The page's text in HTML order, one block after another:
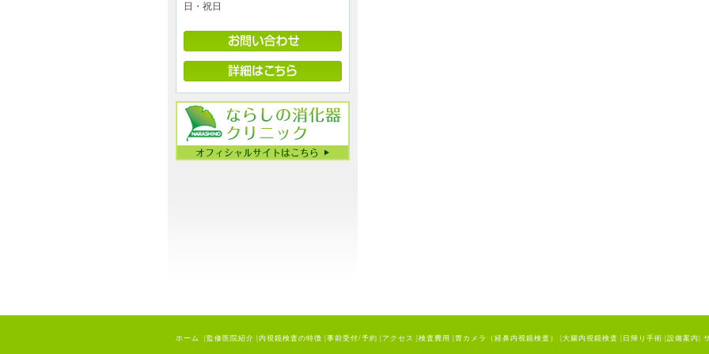
日・祝日
ホーム 監修医院紹介 内視鏡検査の特徴 事前受付/予約 アクセス 検査費用 胃カメラ（経鼻内視鏡検査） 大腸内視鏡検査 日帰り手術 設備案内